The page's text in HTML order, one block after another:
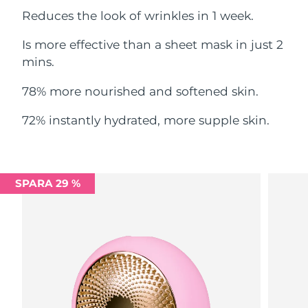
Reduces the look of wrinkles in 1 week.
Is more effective than a sheet mask in just 2
mins.
78% more nourished and softened skin.
72% instantly hydrated, more supple skin.
SPARA 29 %
Filippinerna Förväntad leverans
Polen Förväntad leverans8/10/26
Réunion
Förväntad leverans
Saudiarabien Förväntad leverans
Singapore Förväntad leverans